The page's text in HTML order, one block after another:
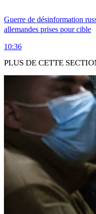
Guerre de désinformation
allemandes prises pour cible
10:36
PLUS DE CETTE